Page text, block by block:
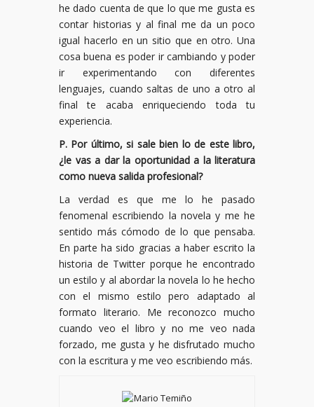
he dado cuenta de que lo que me gusta es
contar historias y al final me da un poco
igual hacerlo en un sitio que en otro. Una
cosa buena es poder ir cambiando y poder
ir experimentando con diferentes
lenguajes, cuando saltas de uno a otro al
final te acaba enriqueciendo toda tu
experiencia.
P. Por último, si sale bien lo de este libro,
¿le vas a dar la oportunidad a la literatura
como nueva salida profesional?
La verdad es que me lo he pasado
fenomenal escribiendo la novela y me he
sentido más cómodo de lo que pensaba.
En parte ha sido gracias a haber escrito la
historia de Twitter porque he encontrado
un estilo y al abordar la novela lo he hecho
con el mismo estilo pero adaptado al
formato literario. Me reconozco mucho
cuando veo el libro y no me veo nada
forzado, me gusta y he disfrutado mucho
con la escritura y me veo escribiendo más.